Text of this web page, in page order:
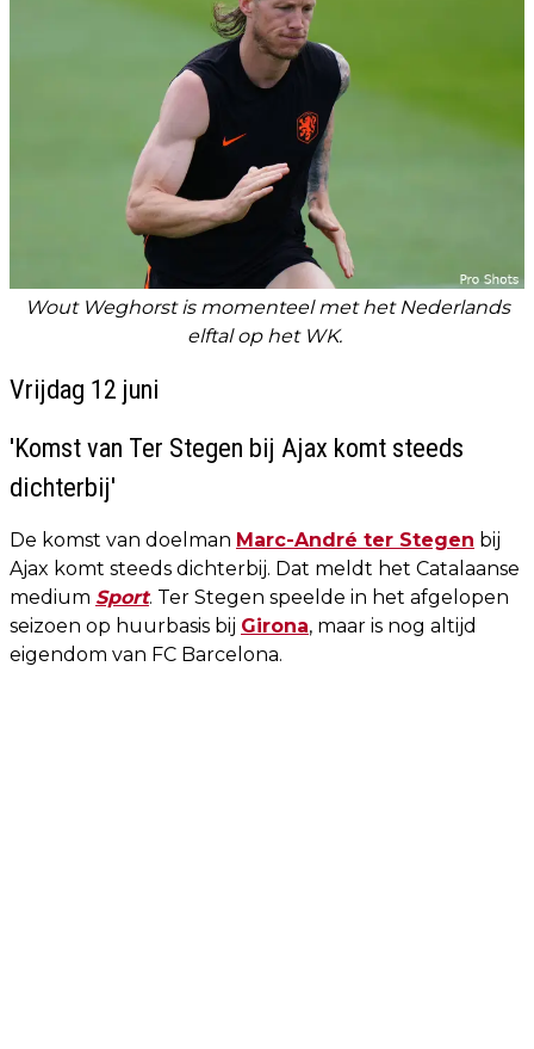
Wout Weghorst is momenteel met het Nederlands
elftal op het WK.
Vrijdag 12 juni
'Komst van Ter Stegen bij Ajax komt steeds
dichterbij'
De komst van doelman Marc-André ter Stegen bij
Ajax komt steeds dichterbij. Dat meldt het Catalaanse
medium Sport. Ter Stegen speelde in het afgelopen
seizoen op huurbasis bij Girona, maar is nog altijd
eigendom van FC Barcelona.